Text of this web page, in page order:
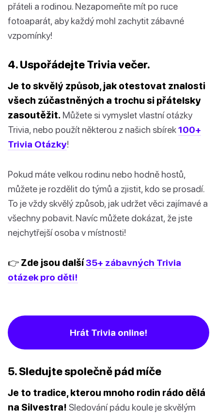
přáteli a rodinou. Nezapomeňte mít po ruce
fotoaparát, aby každý mohl zachytit zábavné
vzpomínky!
4. Uspořádejte Trivia večer.
Je to skvělý způsob, jak otestovat znalosti
všech zúčastněných a trochu si přátelsky
zasoutěžit. Můžete si vymyslet vlastní otázky
Trivia, nebo použít některou z našich sbírek100+
Trivia Otázky!
Pokud máte velkou rodinu nebo hodně hostů,
můžete je rozdělit do týmů a zjistit, kdo se prosadí.
To je vždy skvělý způsob, jak udržet věci zajímavé a
všechny pobavit. Navíc můžete dokázat, že jste
nejchytřejší osoba v místnosti!
👉 Zde jsou další35+ zábavných Trivia
otázek pro děti!
Hrát Trivia online!
5. Sledujte společně pád míče
Je to tradice, kterou mnoho rodin rádo dělá
na Silvestra! Sledování pádu koule je skvělým